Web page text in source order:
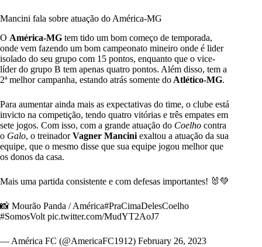
Mancini fala sobre atuação do América-MG
O América-MG tem tido um bom começo de temporada,
onde vem fazendo um bom campeonato mineiro onde é lider
isolado do seu grupo com 15 pontos, enquanto que o vice-
líder do grupo B tem apenas quatro pontos. Além disso, tem a
2ª melhor campanha, estando atrás somente do Atlético-MG.
Para aumentar ainda mais as expectativas do time, o clube está
invicto na competição, tendo quatro vitórias e três empates em
sete jogos. Com isso, com a grande atuação do Coelho contra
o Galo, o treinadorVagner Mancini exaltou a atuação da sua
equipe, que o mesmo disse que sua equipe jogou melhor que
os donos da casa.
Mais uma partida consistente e com defesas importantes! 🐰💚
📸 Mourão Panda / América#PraCimaDelesCoelho
#SomosVolt pic.twitter.com/MudYT2AoJ7
— América FC (@AmericaFC1912) February 26, 2023